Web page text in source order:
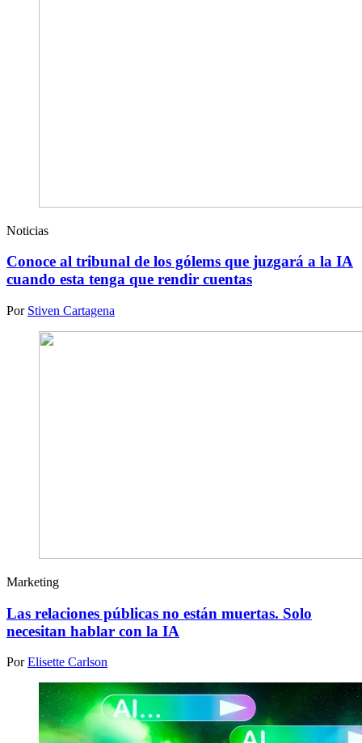
Noticias
Conoce al tribunal de los gólems que juzgará a la IA
cuando esta tenga que rendir cuentas
Por Stiven Cartagena
Marketing
Las relaciones públicas no están muertas. Solo
necesitan hablar con la IA
PorElisette Carlson